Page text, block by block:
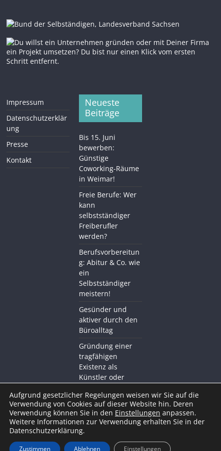
Impressum
Datenschutzerklär
ung
Presse
Kontakt
Neueste
Beiträge
Bis 15. Juni
bewerben:
Günstige
Coworking-Räume
in Weimar!
Freie Berufe: Wer
kann
selbstständiger
Freiberufler
werden?
Berufsvorbereitun
g: Abitur & Co. wie
ein
Selbstständiger
meistern!
Gesünder und
aktiver durch den
Büroalltag
Gründung einer
tragfähigen
Existenz als
Künstler oder
Akademie
Aufgrund gesetzlicher Regelungen weisen wir Sie auf die
Verwendung von Cookies auf dieser Website hin. Deren
Verwendung können Sie in den Einstellungen anpassen.
Weitere Informationen zur Verwendung erhalten Sie in der
Datenschutzerklärung.
Zustimmen Ablehnen Einstellungen